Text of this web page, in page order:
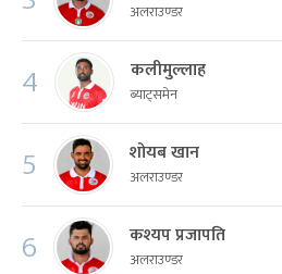
अलराउण्डर
4 कलीमुल्लाह
ब्याट्समेन
5 शोयब खान
अलराउण्डर
6 कश्यप प्रजापति
अलराउण्डर